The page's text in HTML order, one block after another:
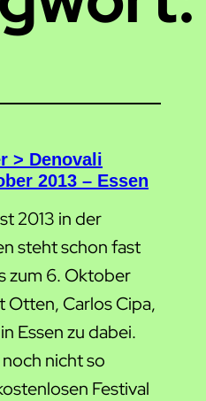
> Denovali
2013 – Essen
2013 in der
steht schon fast
zum 6. Oktober
Otten, Carlos Cipa,
Essen zu dabei.
nicht so
Festival